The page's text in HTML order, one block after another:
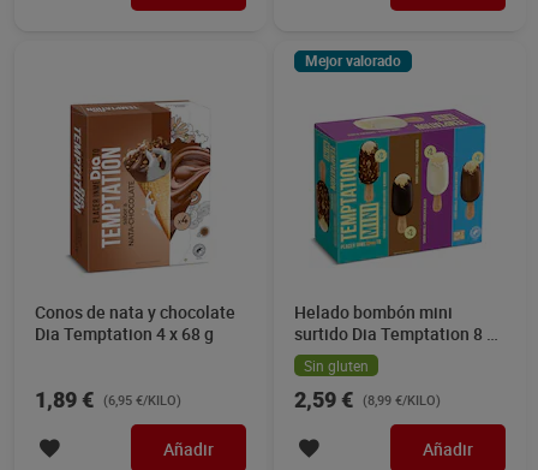
Conos de nata y chocolate
Dia Temptation 4 x 68 g
1,89 € (6,95 €/KILO)
Añadir
Mejor valorado
Helado bombón mini
surtido Dia Temptation 8 x
36 g
Sin gluten
2,59 € (8,99 €/KILO)
Añadir